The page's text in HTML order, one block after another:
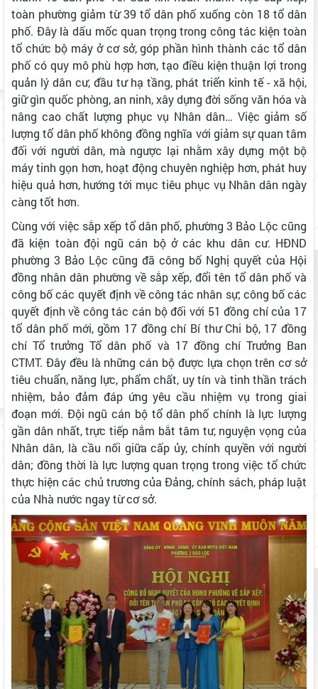
toàn phường giảm từ 39 tổ dân phố xuống còn 18 tổ dân
phố. Đây là dấu mốc quan trọng trong công tác kiện toàn
tổ chức bộ máy ở cơ sở, góp phần hình thành các tổ dân
phố có quy mô phù hợp hơn, tạo điều kiện thuận lợi trong
quản lý dân cư, đầu tư hạ tầng, phát triển kinh tế - xã hội,
giữ gìn quốc phòng, an ninh, xây dựng đời sống văn hóa và
nâng cao chất lượng phục vụ Nhân dân… Việc giảm số
lượng tổ dân phố không đồng nghĩa với giảm sự quan tâm
đối với người dân, mà ngược lại nhằm xây dựng một bộ
máy tinh gọn hơn, hoạt động chuyên nghiệp hơn, phát huy
hiệu quả hơn, hướng tới mục tiêu phục vụ Nhân dân ngày
càng tốt hơn.
Cùng với việc sắp xếp tổ dân phố, phường 3 Bảo Lộc cũng
đã kiện toàn đội ngũ cán bộ ở các khu dân cư. HĐND
phường 3 Bảo Lộc cũng đã công bố Nghị quyết của Hội
đồng nhân dân phường về sắp xếp, đổi tên tổ dân phố và
công bố các quyết định về công tác nhân sự; công bố các
quyết định về công tác cán bộ đối với 51 đồng chí của 17
tổ dân phố mới, gồm 17 đồng chí Bí thư Chi bộ, 17 đồng
chí Tổ trưởng Tổ dân phố và 17 đồng chí Trưởng Ban
CTMT. Đây đều là những cán bộ được lựa chọn trên cơ sở
tiêu chuẩn, năng lực, phẩm chất, uy tín và tinh thần trách
nhiệm, bảo đảm đáp ứng yêu cầu nhiệm vụ trong giai
đoạn mới. Đội ngũ cán bộ tổ dân phố chính là lực lượng
gần dân nhất, trực tiếp nắm bắt tâm tư, nguyện vọng của
Nhân dân, là cầu nối giữa cấp ủy, chính quyền với người
dân; đồng thời là lực lượng quan trọng trong việc tổ chức
thực hiện các chủ trương của Đảng, chính sách, pháp luật
của Nhà nước ngay từ cơ sở.